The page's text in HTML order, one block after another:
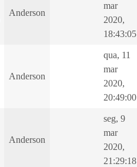
Anderson
mar
2020,
18:43:05
Anderson
qua, 11
mar
2020,
20:49:00
Anderson
seg, 9
mar
2020,
21:29:18